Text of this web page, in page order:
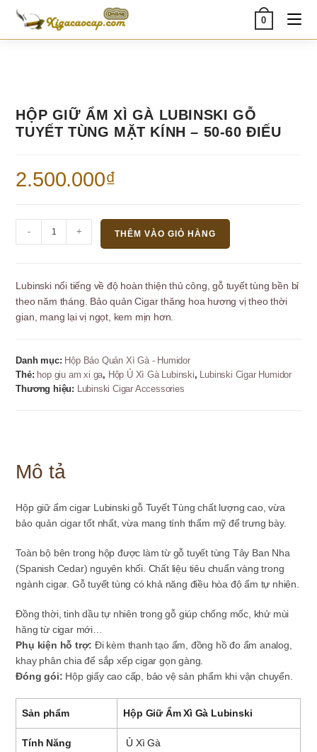
Skip
content
0
HỘP GIỮ ẨM XÌ GÀ LUBINSKI GỖ
TUYẾT TÙNG MẶT KÍNH – 50-60 ĐIẾU
2.500.000₫
Giữ
Gà
Lubinski
Gỗ
Mặt
lượng
- + THÊM VÀO GIỎ HÀNG
Lubinski nổi tiếng về độ hoàn thiện thủ công, gỗ tuyết tùng bền bỉ
theo năm tháng. Bảo quảnCigar thăng hoa hương vị theo thời
gian, mang lại vị ngọt, kem mịn hơn.
Danh mục: Hộp Bảo Quản Xì Gà - Humidor
Thẻ: hop giu am xi ga, Hộp Ủ Xì Gà Lubinski, Lubinski Cigar Humidor
Thương hiệu: Lubinski Cigar Accessories
Mô tả
Hộp giữ ẩm cigar Lubinski gỗ Tuyết Tùng chất lượng cao, vừa
bảo quản cigar tốt nhất, vừa mang tính thẩm mỹ để trưng bày.
Toàn bộ bên trong hộp được làm từ gỗ tuyết tùng Tây Ban Nha
(Spanish Cedar) nguyên khối. Chất liệu tiêu chuẩn vàng trong
ngành cigar. Gỗ tuyết tùng có khả năng điều hòa độ ẩm tự nhiên.
Đồng thời, tinh dầu tự nhiên trong gỗ giúp chống mốc , khử mùi
hăng từ cigar mới…
Phụ kiện hỗ trợ: Đi kèm thanh tạo ẩm, đồng hồ đo ẩm analog,
khay phân chia để sắp xếp cigar gọn gàng.
Đóng gói: Hộp giấy cao cấp, bảo vệ sản phẩm khi vận chuyển.
Sản phẩm Hộp Giữ Ẩm Xì Gà Lubinski
Tính Năng Ủ Xì Gà